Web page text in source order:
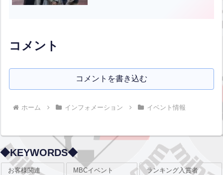
コメント
コメントを書き込む
ホーム インフォメーション イベント情報
◆KEYWORDS◆
お客様関連 MBCイベント ランキング入賞者